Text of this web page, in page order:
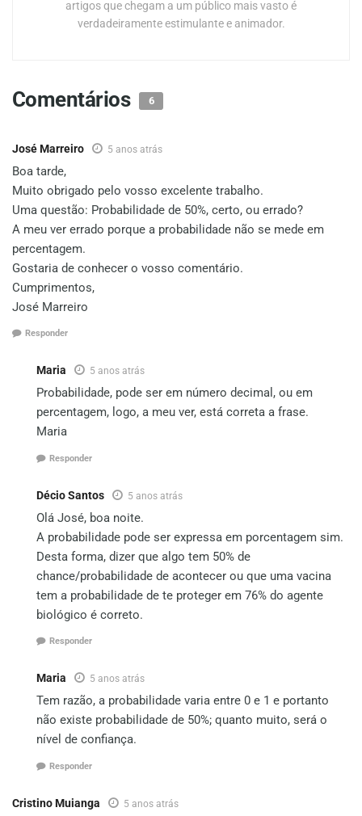
artigos que chegam a um público mais vasto é
verdadeiramente estimulante e animador.
Comentários 6
José Marreiro 5 anos atrás
Boa tarde,
Muito obrigado pelo vosso excelente trabalho.
Uma questão: Probabilidade de 50%, certo, ou errado?
A meu ver errado porque a probabilidade não se mede em
percentagem.
Gostaria de conhecer o vosso comentário.
Cumprimentos,
José Marreiro
Responder
Maria 5 anos atrás
Probabilidade, pode ser em número decimal, ou em
percentagem, logo, a meu ver, está correta a frase.
Maria
Responder
Décio Santos 5 anos atrás
Olá José, boa noite.
A probabilidade pode ser expressa em porcentagem sim.
Desta forma, dizer que algo tem 50% de
chance/probabilidade de acontecer ou que uma vacina
tem a probabilidade de te proteger em 76% do agente
biológico é correto.
Responder
Maria 5 anos atrás
Tem razão, a probabilidade varia entre 0 e 1 e portanto
não existe probabilidade de 50%; quanto muito, será o
nível de confiança.
Responder
Cristino Muianga 5 anos atrás